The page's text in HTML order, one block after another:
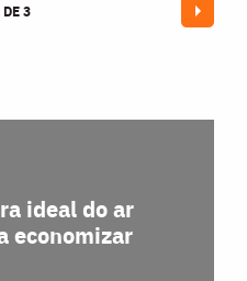
3
ideal do ar
economizar